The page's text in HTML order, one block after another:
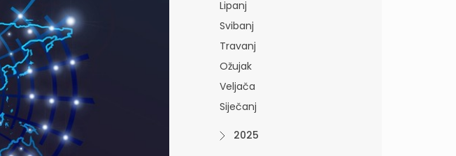
Lipanj
Svibanj
Travanj
Ožujak
Veljača
Siječanj
2025